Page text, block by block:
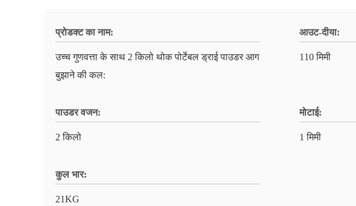
प्रोडक्ट का नाम:
उच्च गुणवत्ता के साथ 2 किलो थोक पोर्टेबल ड्राई पाउडर आग
बुझाने की कल:
आउट-दीया:
110 मिमी
पाउडर वजन:
2 किलो
मोटाई:
1 मिमी
कुल भार:
21KG